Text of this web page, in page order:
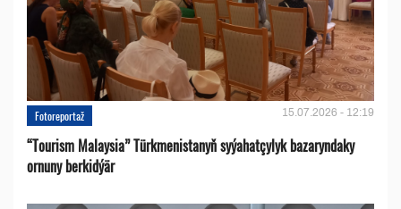
Fotoreportaž 15.07.2026 - 12:19
“Tourism Malaysia” Türkmenistanyň syýahatçylyk bazaryndaky
ornuny berkidýär